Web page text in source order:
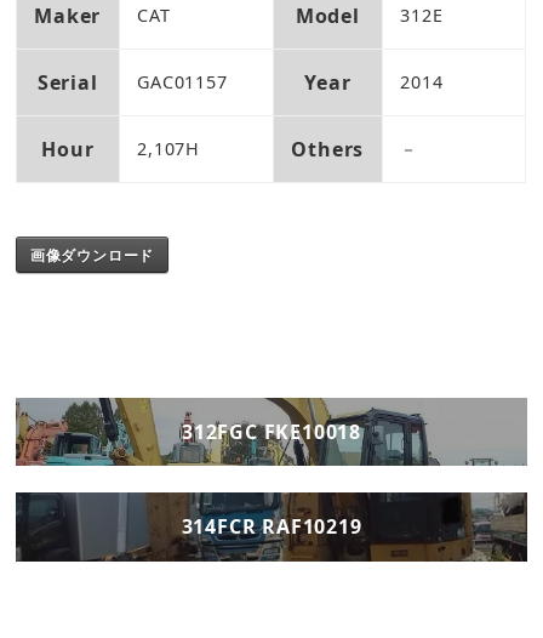
Maker CAT Model 312E
Serial GAC01157 Year 2014
Hour 2,107H Others －
画像ダウンロード
312FGC FKE10018
314FCR RAF10219